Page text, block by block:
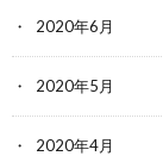
2020年6月
2020年5月
2020年4月